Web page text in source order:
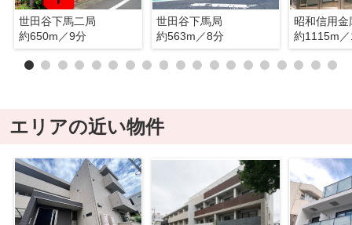
世田谷下馬二局
約650m／9分
世田谷下馬局
約563m／8分
昭和信用金
約1115m
エリアの近い物件